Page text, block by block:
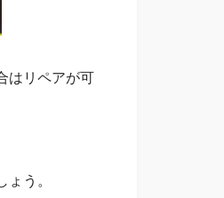
リペアが可
う。